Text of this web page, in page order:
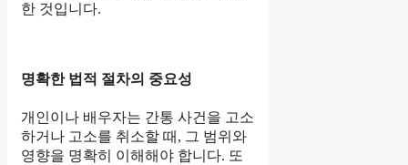
한 것입니다.
명확한 법적 절차의 중요성
개인이나 배우자는 간통 사건을 고소
하거나 고소를 취소할 때, 그 범위와
영향을 명확히 이해해야 합니다. 또